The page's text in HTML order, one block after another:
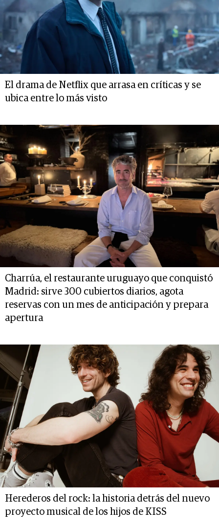
El drama de Netflix que arrasa en críticas y se
ubica entre lo más visto
Charrúa, el restaurante uruguayo que conquistó
Madrid: sirve 300 cubiertos diarios, agota
reservas con un mes de anticipación y prepara
apertura
Herederos del rock: la historia detrás del nuevo
proyecto musical de los hijos de KISS